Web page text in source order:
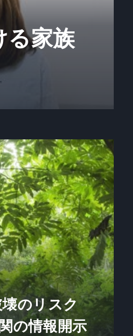
る家族
のリスク
の情報開示